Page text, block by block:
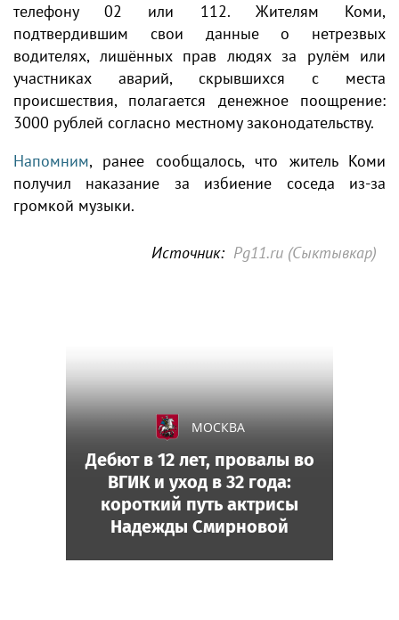
телефону 02 или 112. Жителям Коми,
подтвердившим свои данные о нетрезвых
водителях, лишённых прав людях за рулём или
участниках аварий, скрывшихся с места
происшествия, полагается денежное поощрение:
3000 рублей согласно местному законодательству.
Напомним, ранее сообщалось, что житель Коми
получил наказание за избиение соседа из-за
громкой музыки.
Источник: Pg11.ru (Сыктывкар)
МОСКВА
Дебют в 12 лет, провалы во
ВГИК и уход в 32 года:
короткий путь актрисы
Надежды Смирновой